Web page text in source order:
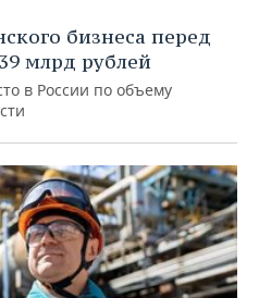
бизнеса перед
млрд рублей
в России по объему